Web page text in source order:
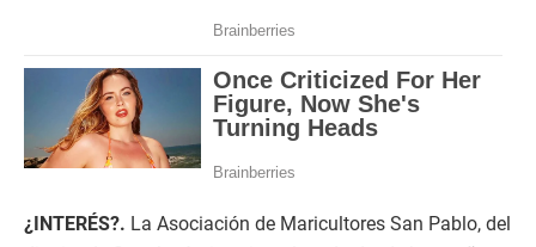
¿INTERÉS?. La Asociación de Maricultores San Pablo, del